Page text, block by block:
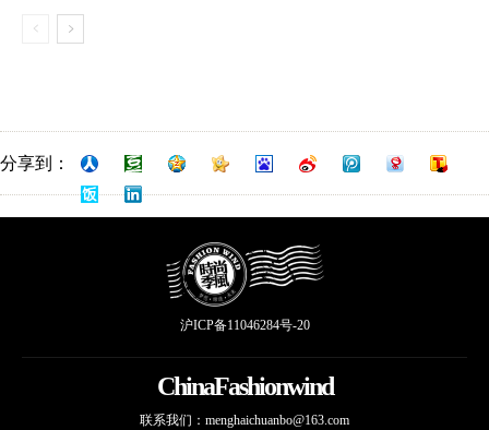
分享到：
沪ICP备11046284号-20
ChinaFashionwind
联系我们： menghaichuanbo@163.com